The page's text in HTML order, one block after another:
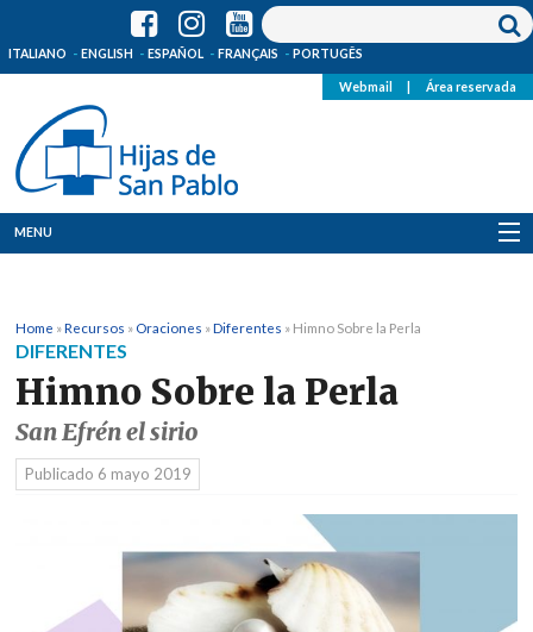
ITALIANO ENGLISH ESPAÑOL FRANÇAIS PORTUGÊS
Webmail Área reservada
MENU
Dónde estamos
Noticias
Recursos
Home »Recursos » Oraciones »Diferentes » Himno Sobre la Perla
DIFERENTES
Himno Sobre la Perla
San Efrén el sirio
Publicado 6 mayo 2019